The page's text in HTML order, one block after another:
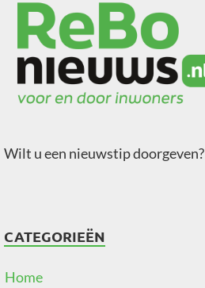
Wilt u een nieuwstip doorgeven?
CATEGORIEËN
Home